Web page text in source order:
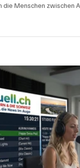
Menschen zwischen
oder schlicht